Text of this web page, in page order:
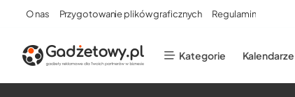
O nas Przygotowanie plików graficznych Regulamin
Kategorie Kalendarze